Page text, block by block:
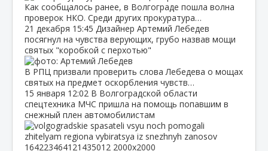
Как сообщалось ранее, в Волгограде пошла волна
проверок НКО. Среди других прокуратура…
21 декабря 15:45 Дизайнер Артемий Лебедев
посягнул на чувства верующих, грубо назвав мощи
святых "коробкой с перхотью"
В РПЦ призвали проверить слова Лебедева о мощах
святых на предмет оскорбления чувств…
15 января 12:02 В Волгоградской области
спецтехника МЧС пришла на помощь попавшим в
снежный плен автомобилистам